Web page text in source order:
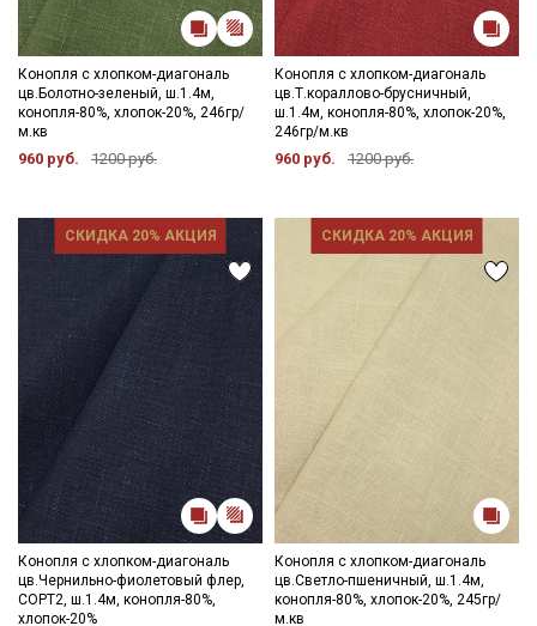
Конопля с хлопком-диагональ
цв.Болотно-зеленый, ш.1.4м,
конопля-80%, хлопок-20%, 246гр/
м.кв
960 руб. 1200 руб.
Конопля с хлопком-диагональ
цв.Т.кораллово-брусничный,
ш.1.4м, конопля-80%, хлопок-20%,
246гр/м.кв
960 руб. 1200 руб.
СКИДКА 20% АКЦИЯ
Конопля с хлопком-диагональ
цв.Чернильно-фиолетовый флер,
СОРТ2, ш.1.4м, конопля-80%,
хлопок-20%
СКИДКА 20% АКЦИЯ
Конопля с хлопком-диагональ
цв.Светло-пшеничный, ш.1.4м,
конопля-80%, хлопок-20%, 245гр/
м.кв